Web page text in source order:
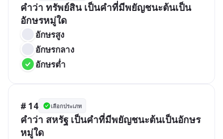
คำว่า ทรัพย์สิน เป็นคำที่มีพยัญชนะต้นเป็น
อักษรหมู่ใด
อักษรสูง
อักษรกลาง
อักษรต่ำ
# 14 เลือกประเภท
คำว่า สหรัฐ เป็นคำที่มีพยัญชนะต้นเป็นอักษร
หมู่ใด